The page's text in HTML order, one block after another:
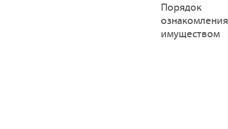
Порядок
имуществом